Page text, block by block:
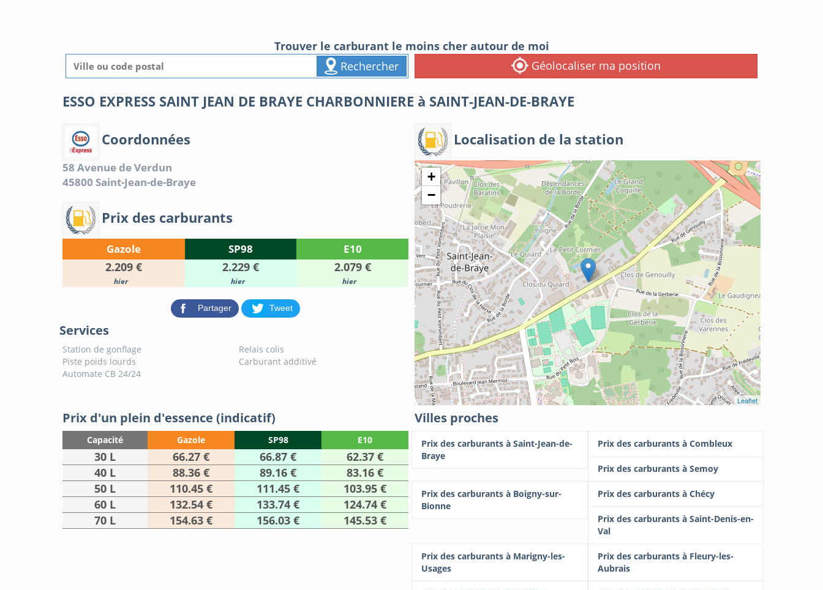
Trouver le carburant le moins cher autour de moi
Rechercher
Géolocaliser ma position
ESSO EXPRESS SAINT JEAN DE BRAYE CHARBONNIERE à SAINT-JEAN-DE-BRAYE
Coordonnées
58 Avenue de Verdun
45800 Saint-Jean-de-Braye
Prix des carburants
Gazole SP98 E10
2.209 € 2.229 € 2.079 €
hier hier hier
Partager Tweet
Services
Station de gonflage
Relais colis
Piste poids lourds
Carburant additivé
Automate CB 24/24
Localisation de la station
+
−
Leaflet
Prix d'un plein d'essence (indicatif)
Capacité Gazole SP98 E10
30 L 66.27 € 66.87 €
62.37 €
40 L
88.36 € 89.16 €
83.16 €
50 L
110.45 € 111.45 €
103.95 €
60 L
132.54 € 133.74 €
124.74 €
70 L
154.63 € 156.03 € 145.53 €
Villes proches
Prix des carburants à Saint-Jean-de-
Braye
Prix des carburants à Combleux
Prix des carburants à Semoy
Prix des carburants à Boigny-sur-
Bionne
Prix des carburants à Chécy
Prix des carburants à Saint-Denis-en-
Val
Prix des carburants à Marigny-les-
Usages
Prix des carburants à Fleury-les-
Aubrais